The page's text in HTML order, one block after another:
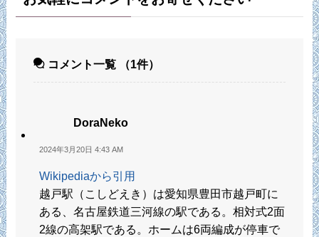
コメント一覧 （1件）
DoraNeko
2024年3月20日 4:43 AM
Wikipediaから引用
越戸駅（こしどえき）は愛知県豊田市越戸町に
ある、名古屋鉄道三河線の駅である。相対式2面
2線の高架駅である。ホームは6両編成が停車で